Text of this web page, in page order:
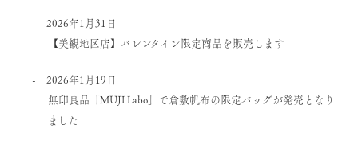
2026年1月31日
【美観地区店】バレンタイン限定商品を販売します
2026年1月19日
無印良品「MUJI Labo」で倉敷帆布の限定バッグが発売となり
ました